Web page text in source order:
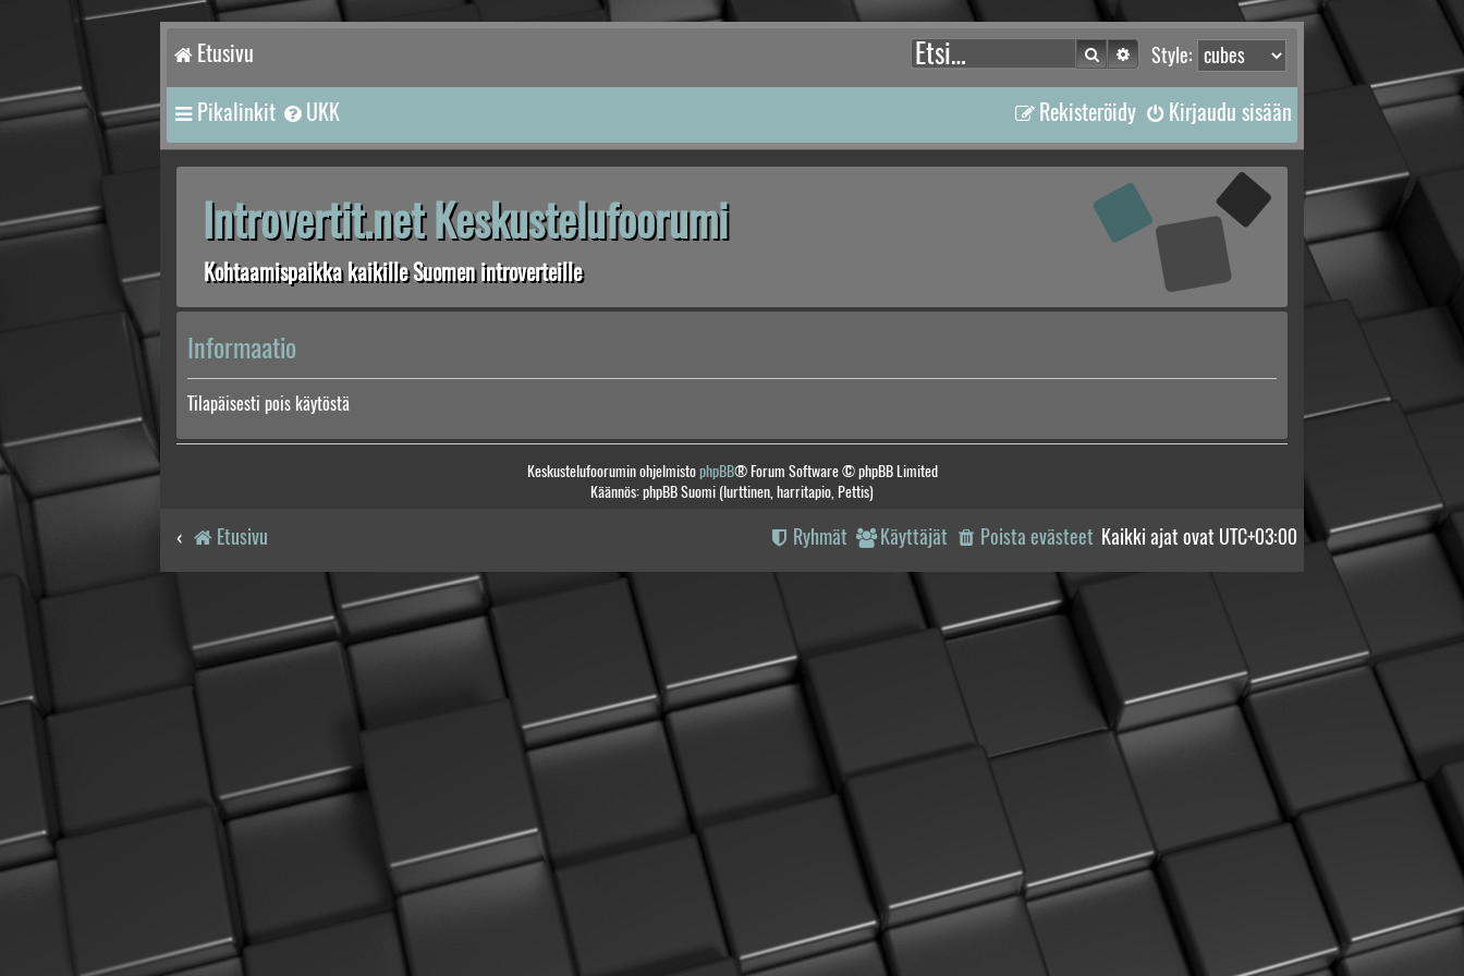
Etusivu Style:
Etsi Tarkennettu haku
Pikalinkit UKK Kirjaudu sisään
Rekisteröidy
Introvertit.net Keskustelufoorumi
Kohtaamispaikka kaikille Suomen introverteille
Informaatio
Tilapäisesti pois käytöstä
Keskustelufoorumin ohjelmistophpBB® Forum Software © phpBB Limited
Käännös: phpBB Suomi (lurttinen, harritapio, Pettis)
Etusivu Kaikki ajat ovat UTC+03:00
Poista evästeet
Käyttäjät
Ryhmät